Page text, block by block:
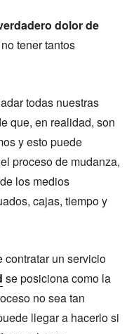
dolor de
tener tantos
todas nuestras
que, en realidad, son
y esto puede
proceso de mudanza,
los medios
cajas, tiempo y
contratar un servicio
se posiciona como la
no sea tan
llegar a hacerlo si